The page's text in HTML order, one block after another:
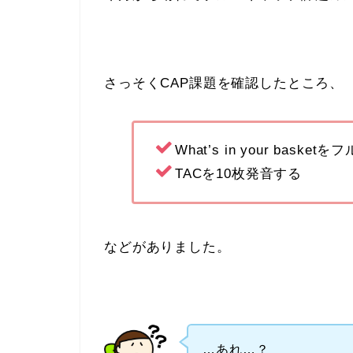
さっそくCAP課題を確認したところ、
What’s in your basketをフ
TACを10枚発音する
などがありました。
…あれ…？